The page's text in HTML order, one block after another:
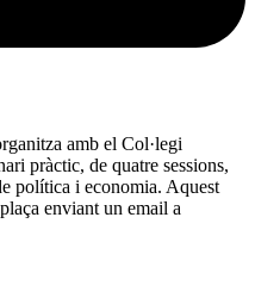
amb el Col·legi
pràctic, de quatre sessions,
política i economia. Aquest
enviant un email a